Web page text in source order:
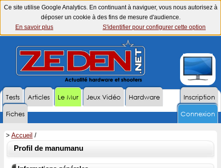
Ce site utilise Google Analytics. En continuant à naviguer, vous nous autorisez à
déposer un cookie à des fins de mesure d'audience.
En savoir plus
S'identifier pour configurer cette option
Inscription
Tests Articles Le Mur Jeux Vidéo
Hardware
Fiches
Connexion
> Accueil /
Profil de manumanu